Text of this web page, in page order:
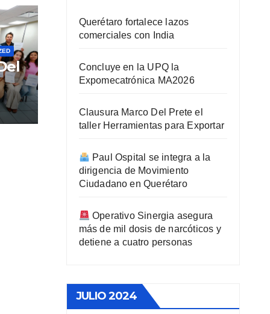
Querétaro fortalece lazos
comerciales con India
Concluye en la UPQ la
Expomecatrónica MA2026
Clausura Marco Del Prete el
taller Herramientas para Exportar
Paul Ospital se integra a la
dirigencia de Movimiento
Ciudadano en Querétaro
Operativo Sinergia asegura
más de mil dosis de narcóticos y
detiene a cuatro personas
JULIO 2024